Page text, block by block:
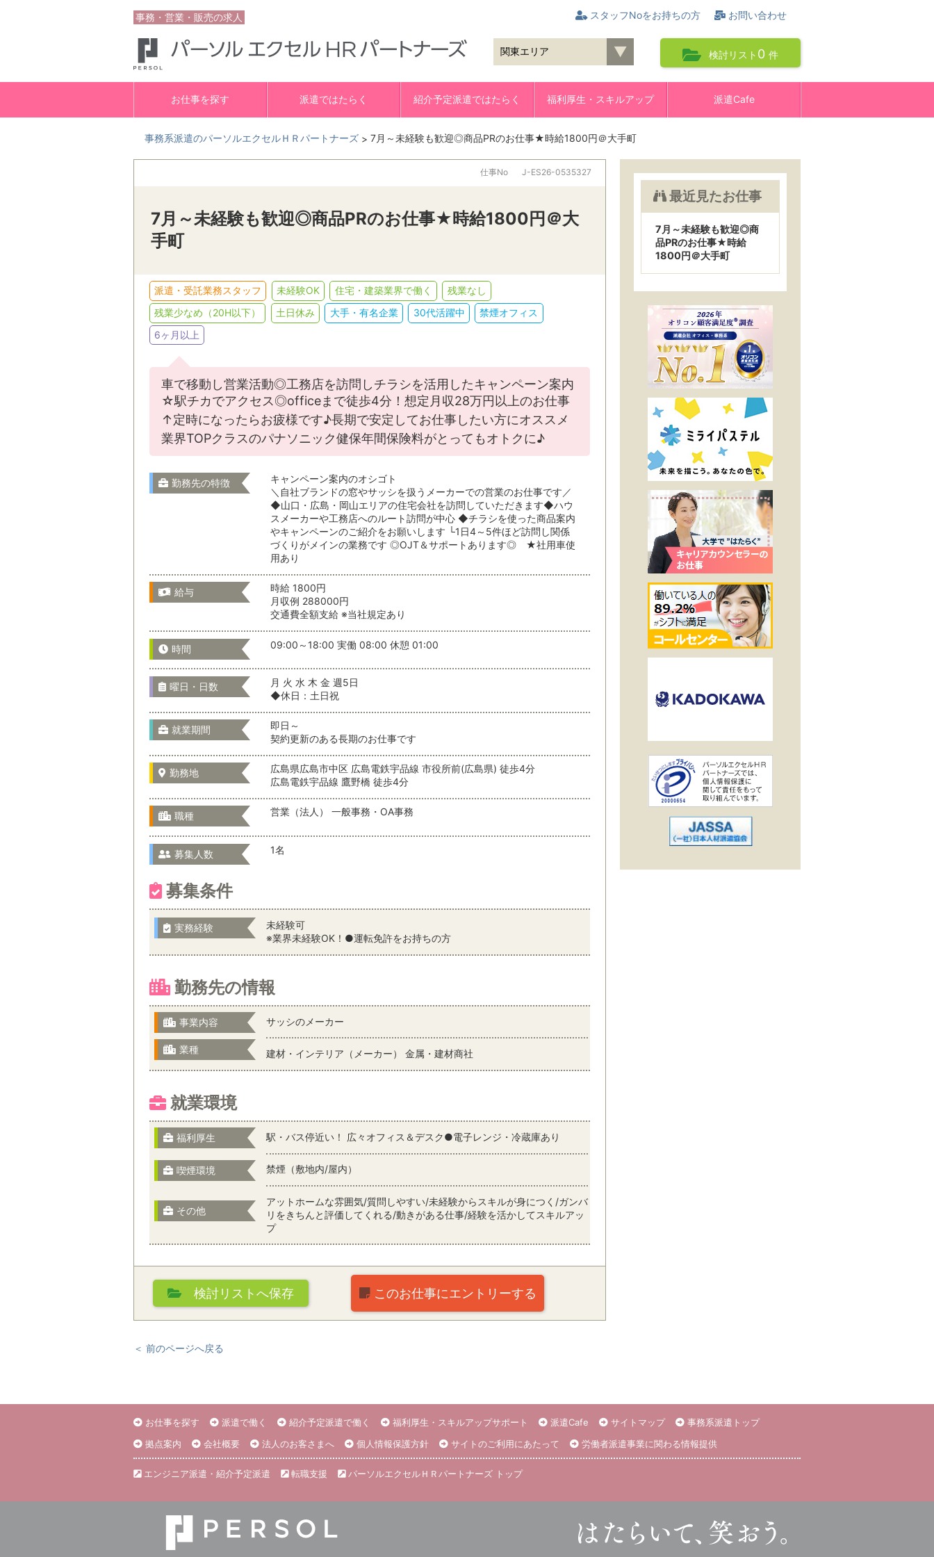
事務・営業・販売の求人 スタッフNoをお持ちの方 お問い合わせ
検討リスト 0件
お仕事を探す 派遣ではたらく 紹介予定派遣ではたらく 福利厚生・スキルアップ 派遣Cafe
事務系派遣のパーソルエクセルＨＲパートナーズ > 7月～未経験も歓迎◎商品PRのお仕事★時給1800円＠大手町
仕事No J-ES26-0535327
7月～未経験も歓迎◎商品PRのお仕事★時給1800円＠大
手町
派遣・受託業務スタッフ 未経験OK 住宅・建築業界で働く
残業なし
残業少なめ（20H以下）
土日休み 大手・有名企業 30代活躍中
禁煙オフィス
6ヶ月以上
車で移動し営業活動◎工務店を訪問しチラシを活用したキャンペーン案内
☆駅チカでアクセス◎officeまで徒歩4分！想定月収28万円以上のお仕事
↑定時になったらお疲様です♪長期で安定してお仕事したい方にオススメ
業界TOPクラスのパナソニック健保年間保険料がとってもオトクに♪
勤務先の特徴
キャンペーン案内のオシゴト
＼自社ブランドの窓やサッシを扱うメーカーでの営業のお仕事です／
◆山口・広島・岡山エリアの住宅会社を訪問していただきます◆ハウ
スメーカーや工務店へのルート訪問が中心 ◆チラシを使った商品案内
やキャンペーンのご紹介をお願いします └1日4～5件ほど訪問し関係
づくりがメインの業務です ◎OJT＆サポートあります◎ ★社用車使
用あり
給与
時給 1800円
月収例 288000円
交通費全額支給 ※当社規定あり
時間 09:00～18:00 実働 08:00 休憩 01:00
曜日・日数
月 火 水 木 金 週5日
◆休日：土日祝
就業期間
即日～
契約更新のある長期のお仕事です
勤務地
広島県広島市中区 広島電鉄宇品線 市役所前(広島県) 徒歩4分
広島電鉄宇品線 鷹野橋 徒歩4分
職種 営業（法人） 一般事務・OA事務
募集人数 1名
募集条件
実務経験
未経験可
※業界未経験OK！●運転免許をお持ちの方
勤務先の情報
事業内容 サッシのメーカー
業種 建材・インテリア（メーカー） 金属・建材商社
就業環境
福利厚生 駅・バス停近い！ 広々オフィス＆デスク●電子レンジ・冷蔵庫あり
喫煙環境 禁煙（敷地内/屋内）
その他
アットホームな雰囲気/質問しやすい/未経験からスキルが身につく/ガンバ
リをきちんと評価してくれる/動きがある仕事/経験を活かしてスキルアッ
プ
検討リストへ保存 このお仕事にエントリーする
最近見たお仕事
7月～未経験も歓迎◎商
品PRのお仕事★時給
1800円＠大手町
＜ 前のページへ戻る
お仕事を探す 派遣で働く 紹介予定派遣で働く 福利厚生・スキルアップサポート 派遣Cafe サイトマップ
事務系派遣トップ
拠点案内
会社概要 法人のお客さまへ 個人情報保護方針 サイトのご利用にあたって 労働者派遣事業に関わる情報提供
エンジニア派遣・紹介予定派遣 転職支援 パーソルエクセルＨＲパートナーズ トップ